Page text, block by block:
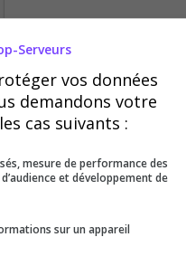
0
Sept Oct Nov
Serveurs
vos données
demandons votre
cas suivants :
mesure de performance des
et développement de
sur un appareil